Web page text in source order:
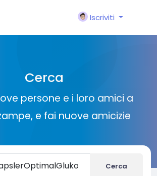
Iscriviti
Cerca
persone e i loro amici a
e fai nuove amicizie
Cerca